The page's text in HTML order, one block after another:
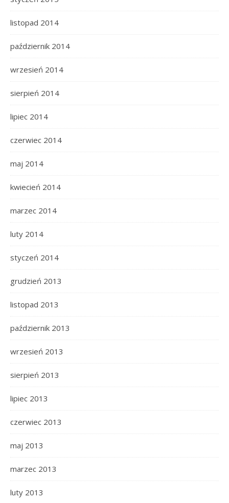
listopad 2014
październik 2014
wrzesień 2014
sierpień 2014
lipiec 2014
czerwiec 2014
maj 2014
kwiecień 2014
marzec 2014
luty 2014
styczeń 2014
grudzień 2013
listopad 2013
październik 2013
wrzesień 2013
sierpień 2013
lipiec 2013
czerwiec 2013
maj 2013
marzec 2013
luty 2013